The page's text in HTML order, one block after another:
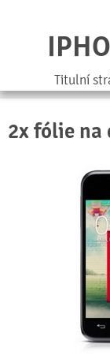
Titulní
2x fólie na